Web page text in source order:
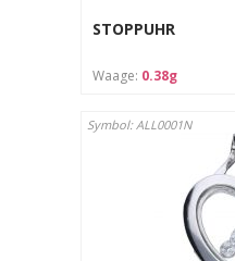
STOPPUHR
Waage: 0.38g
Symbol: ALL0001N